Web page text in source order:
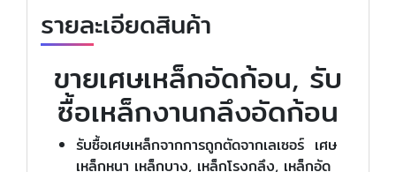
รายละเอียดสินค้า
ขายเศษเหล็กอัดก้อน, รับ
ซื้อเหล็กงานกลึงอัดก้อน
รับซื้อเศษเหล็กจากการถูกตัดจากเลเซอร์ เศษ
เหล็กหนา เหล็กบาง, เหล็กโรงกลึง, เหล็กอัด